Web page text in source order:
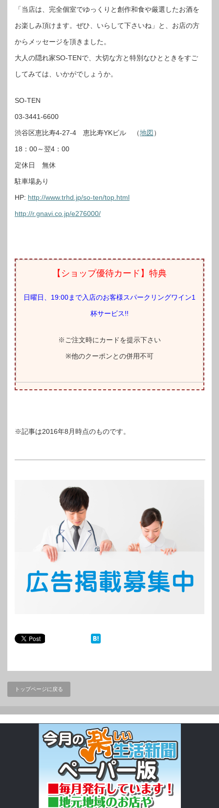
「当店は、完全個室でゆっくりと創作和食や厳選したお酒を
お楽しみ頂けます。ぜひ、いらして下さいね」と、お店の方
からメッセージを頂きました。
大人の隠れ家SO-TENで、大切な方と特別なひとときをすご
してみては、いかがでしょうか。
SO-TEN
03-3441-6600
渋谷区恵比寿4-27-4 恵比寿YKビル （地図 ）
18：00～翌4：00
定休日 無休
駐車場あり
HP: http://www.trhd.jp/so-ten/top.html
http://r.gnavi.co.jp/e276000/
【ショップ優待カード】特典
日曜日、19:00まで入店のお客様スパークリングワイン1
杯サービス!!
※ご注文時にカードを提示下さい
※他のクーポンとの併用不可
※記事は2016年8月時点のものです。
トップページに戻る